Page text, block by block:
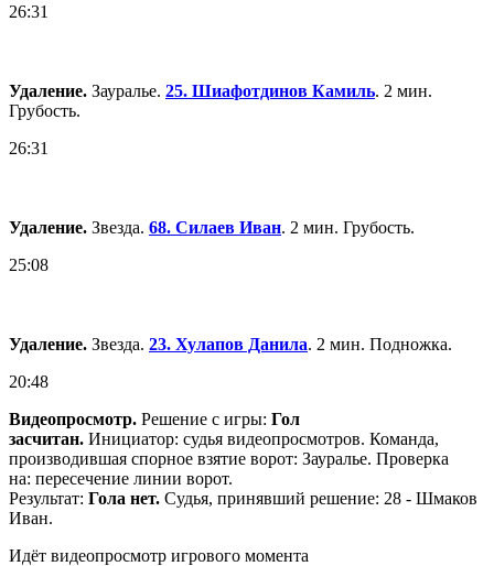
26:31
Удаление. Зауралье. 25. Шиафотдинов Камиль. 2 мин.
Грубость.
26:31
Удаление. Звезда. 68. Силаев Иван. 2 мин. Грубость.
25:08
Удаление. Звезда. 23. Хулапов Данила. 2 мин. Подножка.
20:48
Видеопросмотр. Решение с игры: Гол
засчитан. Инициатор: судья видеопросмотров. Команда,
производившая спорное взятие ворот: Зауралье. Проверка
на: пересечение линии ворот.
Результат: Гола нет. Судья, принявший решение: 28 - Шмаков
Иван.
Идёт видеопросмотр игрового момента